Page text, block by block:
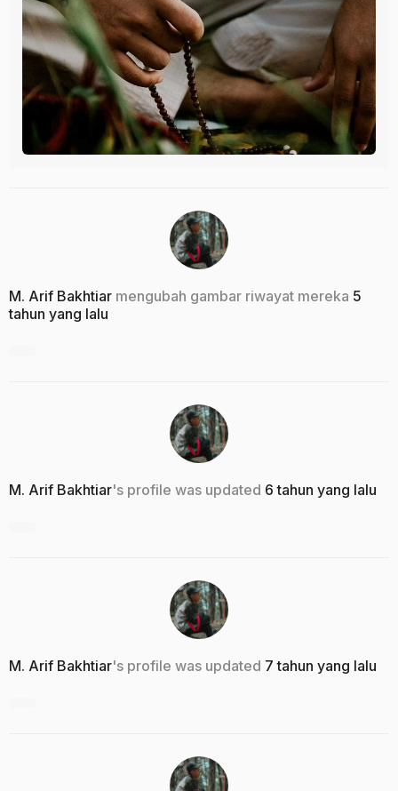
M. Arif Bakhtiar mengubah gambar riwayat mereka 5
tahun yang lalu
M. Arif Bakhtiar's profile was updated 6 tahun yang lalu
M. Arif Bakhtiar's profile was updated 7 tahun yang lalu